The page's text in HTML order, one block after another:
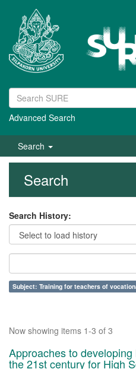
Advanced Search
Search
Search
Search History:
Subject: Training for teachers of
Now showing items 1-3 of 3
Approaches to
the 21st century for High